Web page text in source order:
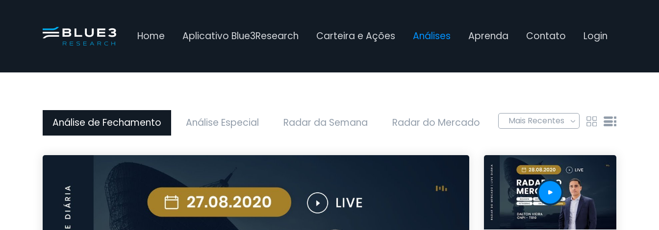
Home Aplicativo Blue3Research Carteira e Ações Análises Aprenda Contato Login
Análise de Fechamento Análise Especial Radar da Semana Radar do Mercado